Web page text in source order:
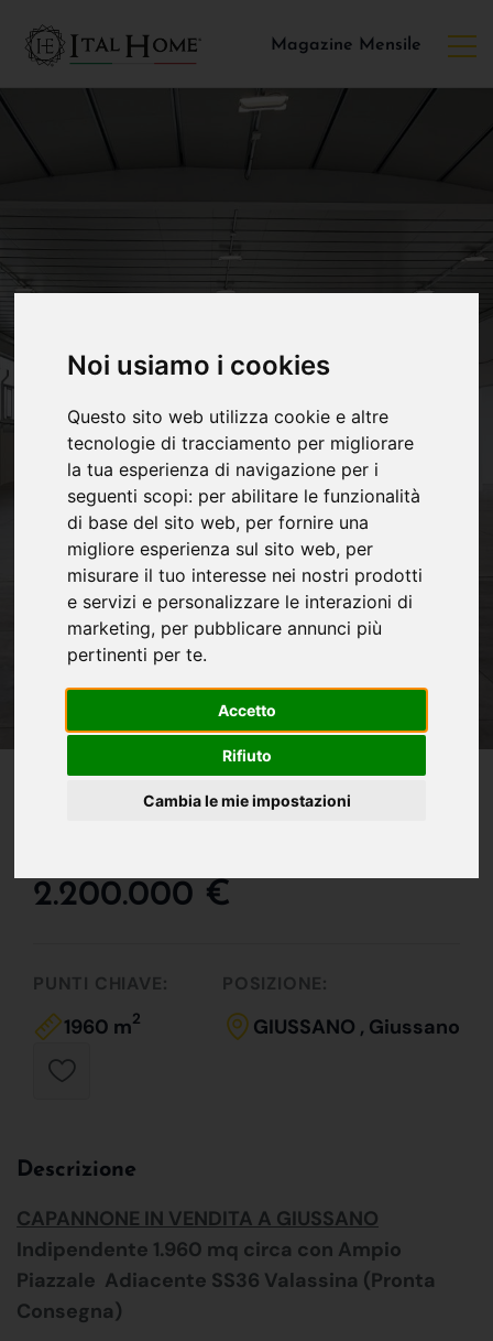
Noi usiamo i cookies
Questo sito web utilizza cookie e altre
tecnologie di tracciamento per migliorare
la tua esperienza di navigazione per i
seguenti scopi: per abilitare le funzionalità
di base del sito web, per fornire una
migliore esperienza sul sito web, per
misurare il tuo interesse nei nostri prodotti
e servizi e personalizzare le interazioni di
marketing, per pubblicare annunci più
pertinenti per te.
Accetto
Rifiuto
Cambia le mie impostazioni
Magazine Mensile
Capannone In Vendita A
2.200.000 €
PUNTI CHIAVE:
1960 m2
POSIZIONE:
GIUSSANO , Giussano
Descrizione
CAPANNONE IN VENDITA A GIUSSANO
Indipendente 1.960 mq circa con Ampio
Piazzale  Adiacente SS36 Valassina (Pronta
Consegna)